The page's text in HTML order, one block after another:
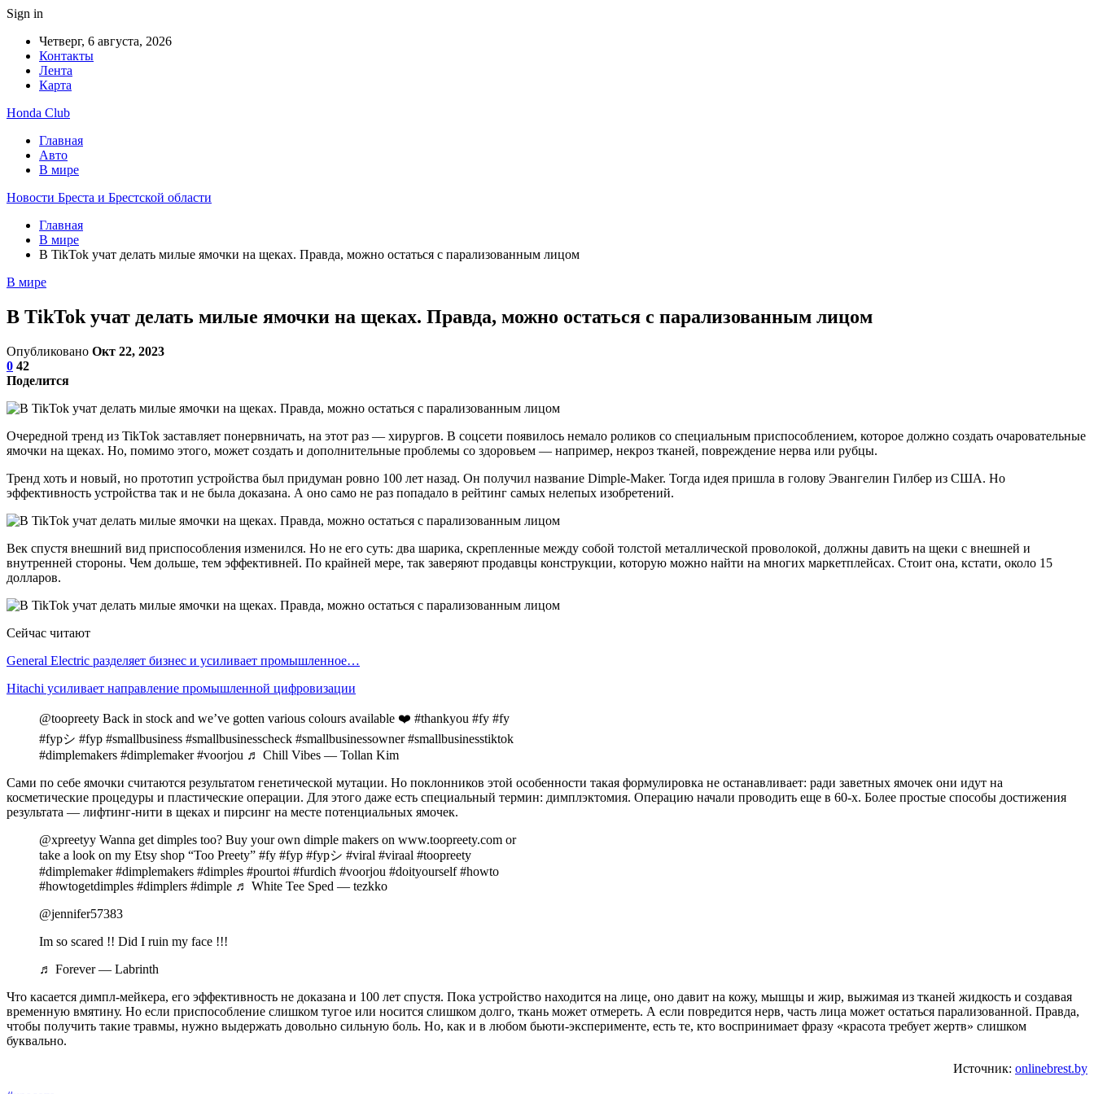
Sign in
Четверг, 6 августа, 2026
Контакты
Лента
Карта
Honda Club
Главная
Авто
В мире
Новости Бреста и Брестской области
Главная
В мире
В TikTok учат делать милые ямочки на щеках. Правда, можно остаться с парализованным лицом
В мире
В TikTok учат делать милые ямочки на щеках. Правда, можно остаться с парализованным лицом
Опубликовано Окт 22, 2023
0 42
Поделится
Очередной тренд из TikTok заставляет понервничать, на этот раз — хирургов. В соцсети появилось немало роликов со специальным приспособлением, которое должно создать очаровательные
ямочки на щеках. Но, помимо этого, может создать и дополнительные проблемы со здоровьем — например, некроз тканей, повреждение нерва или рубцы.
Тренд хоть и новый, но прототип устройства был придуман ровно 100 лет назад. Он получил название Dimple-Maker. Тогда идея пришла в голову Эвангелин Гилбер из США. Но
эффективность устройства так и не была доказана. А оно само не раз попадало в рейтинг самых нелепых изобретений.
Век спустя внешний вид приспособления изменился. Но не его суть: два шарика, скрепленные между собой толстой металлической проволокой, должны давить на щеки с внешней и
внутренней стороны. Чем дольше, тем эффективней. По крайней мере, так заверяют продавцы конструкции, которую можно найти на многих маркетплейсах. Стоит она, кстати, около 15
долларов.
Сейчас читают
General Electric разделяет бизнес и усиливает промышленное…
Hitachi усиливает направление промышленной цифровизации
@toopreety Back in stock and we’ve gotten various colours available ❤️ #thankyou #fy #fy
#fypシ #fyp #smallbusiness #smallbusinesscheck #smallbusinessowner #smallbusinesstiktok
#dimplemakers #dimplemaker #voorjou ♬ Chill Vibes — Tollan Kim
Сами по себе ямочки считаются результатом генетической мутации. Но поклонников этой особенности такая формулировка не останавливает: ради заветных ямочек они идут на
косметические процедуры и пластические операции. Для этого даже есть специальный термин: димплэктомия. Операцию начали проводить еще в 60-х. Более простые способы достижения
результата — лифтинг-нити в щеках и пирсинг на месте потенциальных ямочек.
@xpreetyy Wanna get dimples too? Buy your own dimple makers on www.toopreety.com or
take a look on my Etsy shop “Too Preety” #fy #fyp #fypシ #viral #viraal #toopreety
#dimplemaker #dimplemakers #dimples #pourtoi #furdich #voorjou #doityourself #howto
#howtogetdimples #dimplers #dimple ♬ White Tee Sped — tezkko
@jennifer57383
Im so scared !! Did I ruin my face !!!
♬ Forever — Labrinth
Что касается димпл-мейкера, его эффективность не доказана и 100 лет спустя. Пока устройство находится на лице, оно давит на кожу, мышцы и жир, выжимая из тканей жидкость и создавая
временную вмятину. Но если приспособление слишком тугое или носится слишком долго, ткань может отмереть. А если повредится нерв, часть лица может остаться парализованной. Правда,
чтобы получить такие травмы, нужно выдержать довольно сильную боль. Но, как и в любом бьюти-эксперименте, есть те, кто воспринимает фразу «красота требует жертв» слишком
буквально.
Источник: onlinebrest.by